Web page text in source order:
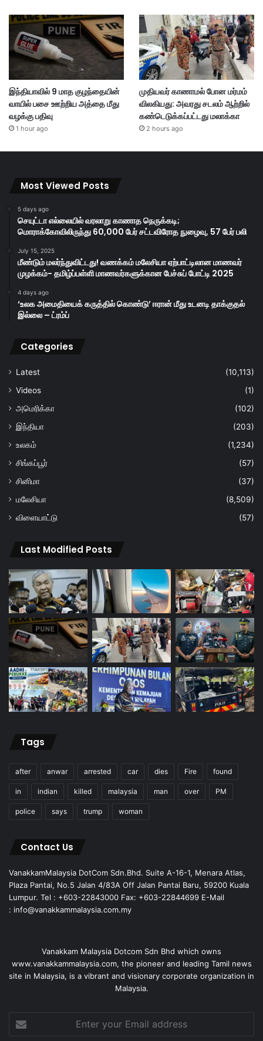
இந்தியாவில் 9 மாத குழந்தையின்
வாயில் பசை ஊற்றிய அத்தை மீது
வழக்கு பதிவு
1 hour ago
முதியவர் காணாமல் போன மர்மம்
விலகியது: அவரது சடலம் ஆற்றில்
கண்டெடுக்கப்பட்டது மலாக்கா
2 hours ago
Most Viewed Posts
5 days ago
செயுட்டா எல்லையில் வரலாறு காணாத நெருக்கடி;
மொராக்கோவிலிருந்து 60,000 பேர் சட்டவிரோத நுழைவு, 57 பேர் பலி
July 15, 2025
மீண்டும் மலர்ந்துவிட்டது! வணக்கம் மலேசியா ஏற்பாட்டிலான மாணவர்
முழக்கம்- தமிழ்ப்பள்ளி மாணவர்களுக்கான பேச்சுப் போட்டி 2025
4 days ago
‘உலக அமைதியைக் கருத்தில் கொண்டு’ ஈரான் மீது உடனடி தாக்குதல்
இல்லை – ட்ரம்ப்
Categories
Latest
(10,113)
Videos
(1)
அமெரிக்கா
(102)
இந்தியா
(203)
உலகம்
(1,234)
சிங்கப்பூர்
(57)
சினிமா
(37)
மலேசியா
(8,509)
விளையாட்டு
(57)
Last Modified Posts
Tags
after anwar arrested car dies Fire found
in indian killed malaysia man over PM
police says trump woman
Contact Us
VanakkamMalaysia DotCom Sdn.Bhd. Suite A-16-1, Menara Atlas,
Plaza Pantai, No.5 Jalan 4/83A Off Jalan Pantai Baru, 59200 Kuala
Lumpur. Tel : +603-22843000 Fax: +603-22844699 E-Mail
: info@vanakkammalaysia.com.my
Vanakkam Malaysia Dotcom Sdn Bhd which owns
www.vanakkammalaysia.com, the pioneer and leading Tamil news
site in Malaysia, is a vibrant and visionary corporate organization in
Malaysia.
your